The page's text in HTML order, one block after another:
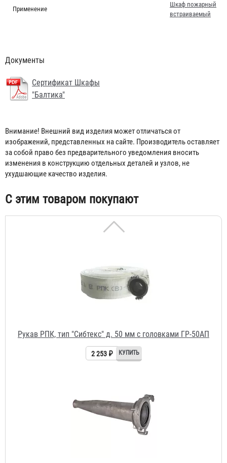
Применение
Шкаф пожарный
встраиваемый
Документы
Сертификат Шкафы
"Балтика"
Внимание! Внешний вид изделия может отличаться от
изображений, представленных на сайте. Производитель оставляет
за собой право без предварительного уведомления вносить
изменения в конструкцию отдельных деталей и узлов, не
ухудшающие качество изделия.
С этим товаром покупают